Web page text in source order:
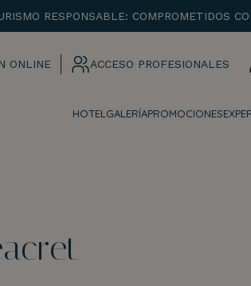
RESPONSABLE: COMPROMETIDOS
ONLINE ACCESO PROFESIONALES
HOTEL GALERÍAPROMOCIONES